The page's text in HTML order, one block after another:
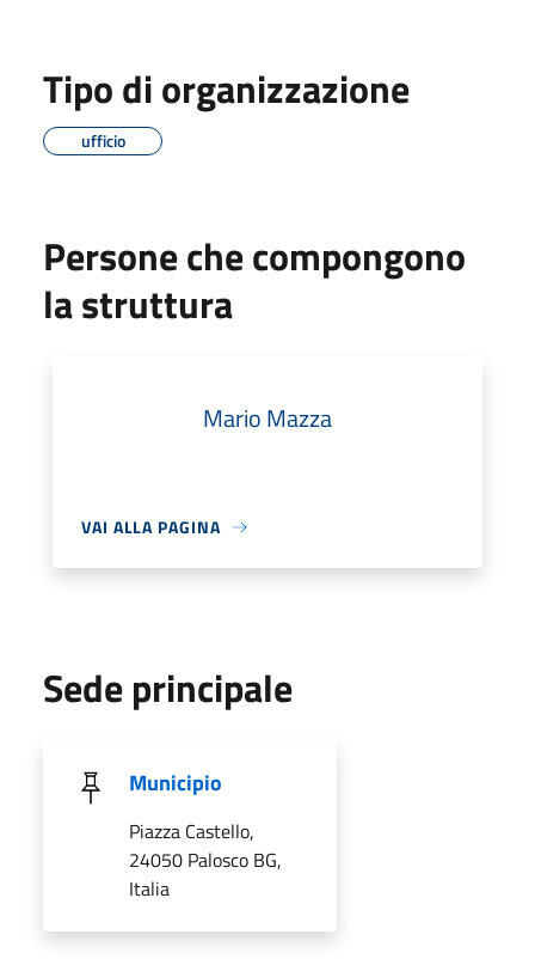
Tipo di organizzazione
ufficio
Persone che compongono
la struttura
Mario Mazza
VAI ALLA PAGINA
Sede principale
Municipio
Piazza Castello,
24050 Palosco BG,
Italia